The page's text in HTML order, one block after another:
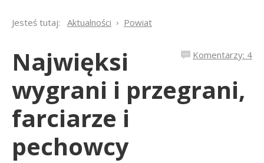
Jesteś tutaj: Aktualności Powiat
Komentarzy: 4
Najwięksi
wygrani i przegrani,
farciarze i
pechowcy